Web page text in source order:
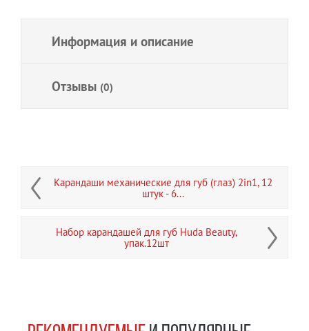
Информация и описание
Отзывы (0)
Карандаши механические для губ (глаз) 2in1, 12
штук - 6...
Набор карандашей для губ Huda Beauty,
упак.12шт